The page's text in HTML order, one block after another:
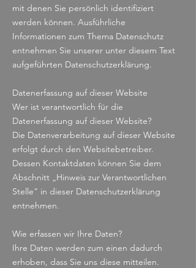
mit denen Sie persönlich identifiziert
werden können. Ausführliche
Informationen zum Thema Datenschutz
entnehmen Sie unserer unter diesem Text
aufgeführten Datenschutzerklärung.
Datenerfassung auf dieser Website
Wer ist verantwortlich für die
Datenerfassung auf dieser Website?
Die Datenverarbeitung auf dieser Website
erfolgt durch den Websitebetreiber.
Dessen Kontaktdaten können Sie dem
Abschnitt „Hinweis zur Verantwortlichen
Stelle“ in dieser Datenschutzerklärung
entnehmen.
Wie erfassen wir Ihre Daten?
Ihre Daten werden zum einen dadurch
erhoben, dass Sie uns diese mitteilen.